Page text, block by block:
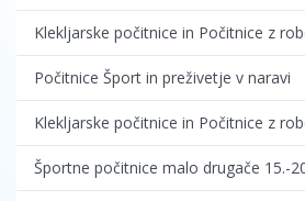
Klekljarske počitnice in Počitnice z
Počitnice Šport in preživetje v naravi
Klekljarske počitnice in Počitnice z
Športne počitnice malo drugače 15.-